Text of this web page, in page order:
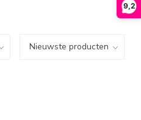
9,2